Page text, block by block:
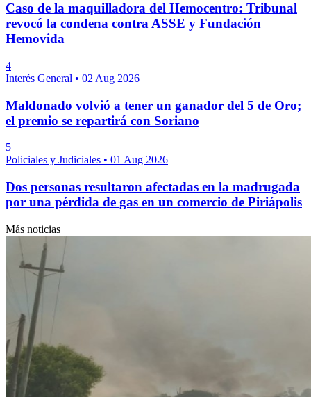
Caso de la maquilladora del Hemocentro: Tribunal
revocó la condena contra ASSE y Fundación
Hemovida
4
Interés General • 02 Aug 2026
Maldonado volvió a tener un ganador del 5 de Oro;
el premio se repartirá con Soriano
5
Policiales y Judiciales • 01 Aug 2026
Dos personas resultaron afectadas en la madrugada
por una pérdida de gas en un comercio de Piriápolis
Más noticias